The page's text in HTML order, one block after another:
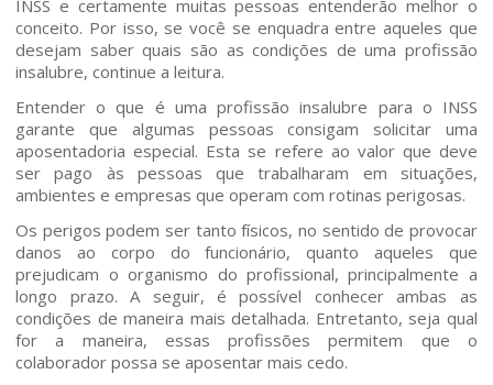
Home
Quem somos
INSS e certamente muitas pessoas entenderão melhor o
conceito. Por isso, se você se enquadra entre aqueles que
desejam saber quais são as condições de uma profissão
insalubre, continue a leitura.
Entender o que é uma profissão insalubre para o INSS
garante que algumas pessoas consigam solicitar uma
aposentadoria especial. Esta se refere ao valor que deve
ser pago às pessoas que trabalharam em situações,
ambientes e empresas que operam com rotinas perigosas.
Os perigos podem ser tanto físicos, no sentido de provocar
danos ao corpo do funcionário, quanto aqueles que
prejudicam o organismo do profissional, principalmente a
longo prazo. A seguir, é possível conhecer ambas as
condições de maneira mais detalhada. Entretanto, seja qual
for a maneira, essas profissões permitem que o
colaborador possa se aposentar mais cedo.